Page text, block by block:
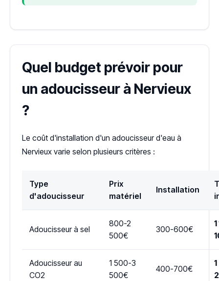
Quel budget prévoir pour
un adoucisseur à Nervieux
?
Le coût d'installation d'un adoucisseur d'eau à
Nervieux varie selon plusieurs critères :
Type
d'adoucisseur
Prix
matériel
Installation
Adoucisseur à sel
800-2
500€
300-600€
Adoucisseur au
CO2
1 500-3
500€
400-700€